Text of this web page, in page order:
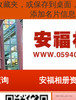
夹，或保存到桌
添加名片信
安福相册